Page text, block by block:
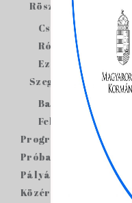
Röszkei csoportjaink
Csöpörke
Rózsabimbó
Ezüstfás
Szegedi
Babszem
Felleghajtók
Programjaink
Próbaidőpontok
Pályázatok
Közérdekű adatok